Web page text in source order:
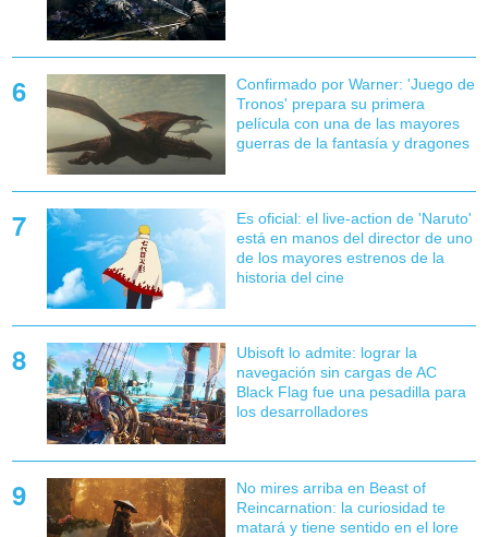
Confirmado por Warner: 'Juego de
Tronos' prepara su primera
película con una de las mayores
guerras de la fantasía y dragones
Es oficial: el live-action de 'Naruto'
está en manos del director de uno
de los mayores estrenos de la
historia del cine
Ubisoft lo admite: lograr la
navegación sin cargas de AC
Black Flag fue una pesadilla para
los desarrolladores
No mires arriba en Beast of
Reincarnation: la curiosidad te
matará y tiene sentido en el lore